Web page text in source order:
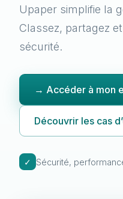
Upaper simplifie la
Classez, partagez
sécurité.
→ Accéder à mon
Découvrir les cas
✓ Sécurité,